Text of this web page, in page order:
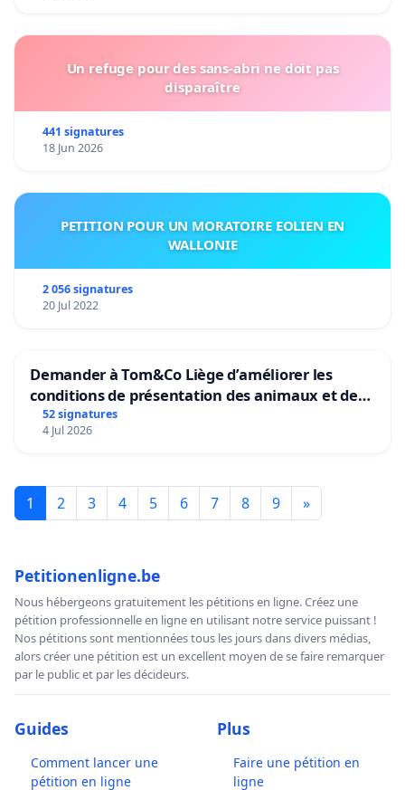
Un refuge pour des sans-abri ne doit pas
disparaître
441 signatures
18 Jun 2026
PETITION POUR UN MORATOIRE EOLIEN EN
WALLONIE
2 056 signatures
20 Jul 2022
Demander à Tom&Co Liège d’améliorer les
conditions de présentation des animaux et de
mettre fin à la vente d’animaux en magasin
52 signatures
4 Jul 2026
1 2 3 4 5 6 7 8 9 »
Petitionenligne.be
Nous hébergeons gratuitement les pétitions en ligne. Créez une
pétition professionnelle en ligne en utilisant notre service puissant !
Nos pétitions sont mentionnées tous les jours dans divers médias,
alors créer une pétition est un excellent moyen de se faire remarquer
par le public et par les décideurs.
Guides
Comment lancer une
pétition en ligne
Plus
Faire une pétition en
ligne